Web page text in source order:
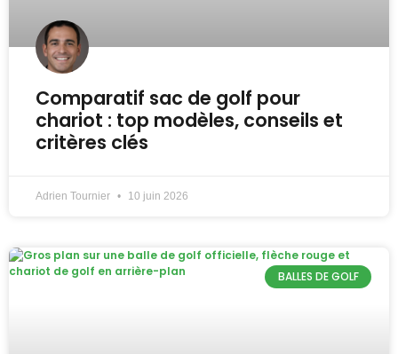
Comparatif sac de golf pour
chariot : top modèles, conseils et
critères clés
Adrien Tournier 10 juin 2026
BALLES DE GOLF